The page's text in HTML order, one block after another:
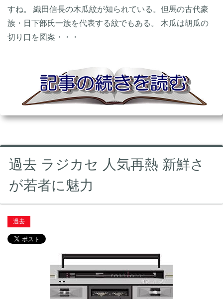
すね。 織田信長の木瓜紋が知られている。但馬の古代豪
族・日下部氏一族を代表する紋でもある。 木瓜は胡瓜の
切り口を図案・・・
過去 ラジカセ 人気再熱 新鮮さ
が若者に魅力
過去